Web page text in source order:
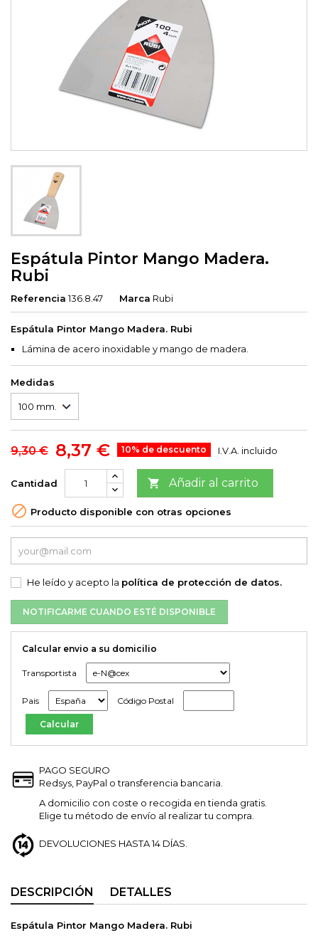
Espátula Pintor Mango Madera.
Rubi
Referencia 136.8.47 Marca Rubi
Espátula Pintor Mango Madera. Rubi
Lámina de acero inoxidable y mango de madera.
Medidas
9,30 € 8,37 € 10% de descuento I.V.A. incluido
Cantidad  Añadir al carrito
 Producto disponible con otras opciones
He leído y acepto la política de protección de datos.
NOTIFICARME CUANDO ESTÉ DISPONIBLE
Calcular envio a su domicilio
Transportista
Pais Código Postal
PAGO SEGURO
Redsys, PayPal o transferencia bancaria.
A domicilio con coste o recogida en tienda gratis.
Elige tu método de envío al realizar tu compra.
DEVOLUCIONES HASTA 14 DÍAS.
DESCRIPCIÓN DETALLES
Espátula Pintor Mango Madera. Rubi